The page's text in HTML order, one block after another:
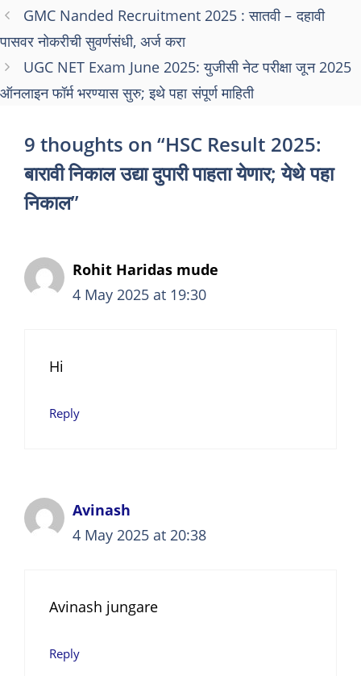
GMC Nanded Recruitment 2025 : सातवी – दहावी
पासवर नोकरीची सुवर्णसंधी, अर्ज करा
UGC NET Exam June 2025: युजीसी नेट परीक्षा जून 2025
ऑनलाइन फॉर्म भरण्यास सुरु; इथे पहा संपूर्ण माहिती
9 thoughts on “HSC Result 2025:
बारावी निकाल उद्या दुपारी पाहता येणार; येथे पहा
निकाल”
Rohit Haridas mude
4 May 2025 at 19:30
Hi
Reply
Avinash
4 May 2025 at 20:38
Avinash jungare
Reply